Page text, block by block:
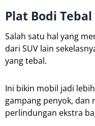
Plat Bodi
Salah satu hal yang
dari SUV lain
yang tebal.
Ini bikin mobil jadi
gampang penyok, dan
perlindungan ekstra